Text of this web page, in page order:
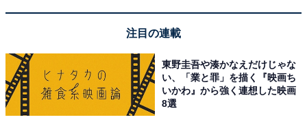
注目の連載
東野圭吾や湊かなえだけじゃな
い、「業と罪」を描く『映画ち
いかわ』から強く連想した映画
8選